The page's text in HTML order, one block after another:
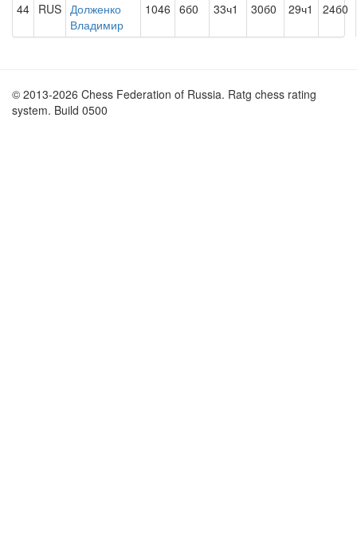
44 RUS Долженко
Владимир
1046 6б0 33ч1 30б0 29ч1 24б0
© 2013-2026 Chess Federation of Russia. Ratg chess rating
system. Build 0500